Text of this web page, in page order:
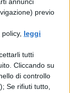
previo
leggi
tutti
Cliccando su
di controllo
Se rifiuti tutto,
i
il risultato
i
è